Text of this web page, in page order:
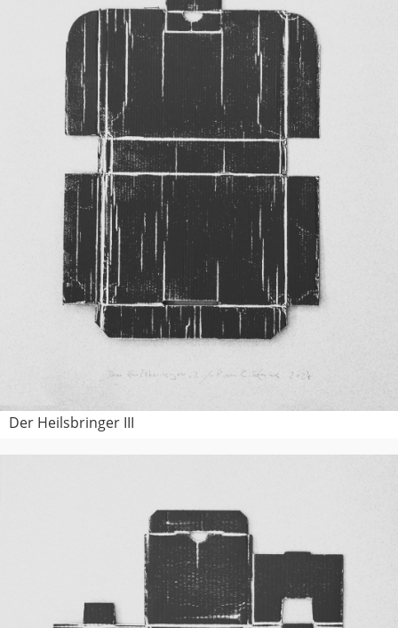
Der Heilsbringer III